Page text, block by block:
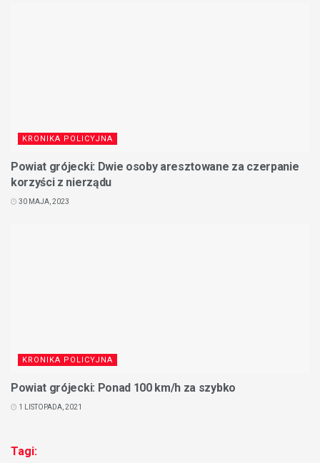
KRONIKA POLICYJNA
Powiat grójecki: Dwie osoby aresztowane za czerpanie
korzyści z nierządu
30 MAJA, 2023
KRONIKA POLICYJNA
Powiat grójecki: Ponad 100 km/h za szybko
1 LISTOPADA, 2021
Tagi: